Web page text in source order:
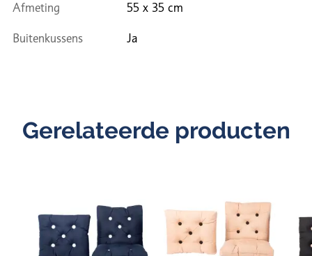
Afmeting 55 x 35 cm
Buitenkussens Ja
Gerelateerde producten